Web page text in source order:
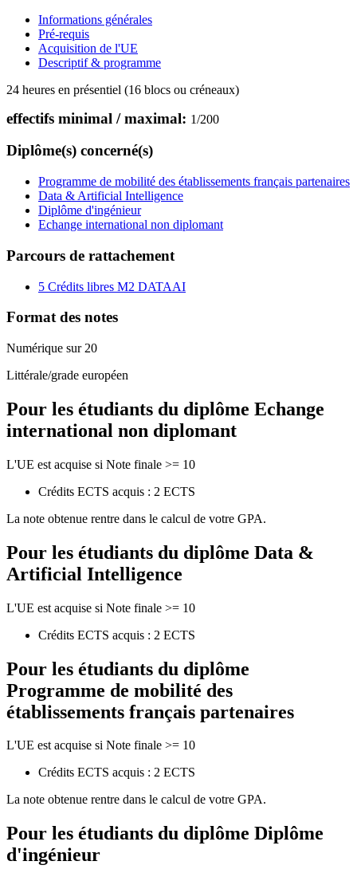
Informations générales
Pré-requis
Acquisition de l'UE
Descriptif & programme
24 heures en présentiel (16 blocs ou créneaux)
effectifs minimal / maximal: 1/200
Diplôme(s) concerné(s)
Programme de mobilité des établissements français partenaires
Data & Artificial Intelligence
Diplôme d'ingénieur
Echange international non diplomant
Parcours de rattachement
5 Crédits libres M2 DATAAI
Format des notes
Numérique sur 20
Littérale/grade européen
Pour les étudiants du diplôme Echange
international non diplomant
L'UE est acquise si Note finale >= 10
Crédits ECTS acquis : 2 ECTS
La note obtenue rentre dans le calcul de votre GPA.
Pour les étudiants du diplôme Data &
Artificial Intelligence
L'UE est acquise si Note finale >= 10
Crédits ECTS acquis : 2 ECTS
Pour les étudiants du diplôme
Programme de mobilité des
établissements français partenaires
L'UE est acquise si Note finale >= 10
Crédits ECTS acquis : 2 ECTS
La note obtenue rentre dans le calcul de votre GPA.
Pour les étudiants du diplôme Diplôme
d'ingénieur